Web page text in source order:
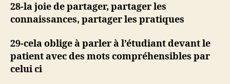
28-la joie de partager, partager les
connaissances, partager les pratiques
29-cela oblige à parler à l’étudiant devant le
patient avec des mots compréhensibles par
celui ci